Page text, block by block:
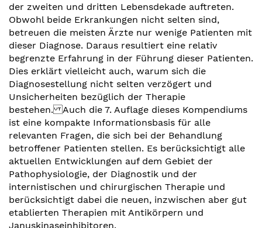
der zweiten und dritten Lebensdekade auftreten.
Obwohl beide Erkrankungen nicht selten sind,
betreuen die meisten Ärzte nur wenige Patienten mit
dieser Diagnose. Daraus resultiert eine relativ
begrenzte Erfahrung in der Führung dieser Patienten.
Dies erklärt vielleicht auch, warum sich die
Diagnosestellung nicht selten verzögert und
Unsicherheiten bezüglich der Therapie
bestehen. Auch die 7. Auflage dieses Kompendiums
ist eine kompakte Informationsbasis für alle
relevanten Fragen, die sich bei der Behandlung
betroffener Patienten stellen. Es berücksichtigt alle
aktuellen Entwicklungen auf dem Gebiet der
Pathophysiologie, der Diagnostik und der
internistischen und chirurgischen Therapie und
berücksichtigt dabei die neuen, inzwischen aber gut
etablierten Therapien mit Antikörpern und
Januskinaseinhibitoren.